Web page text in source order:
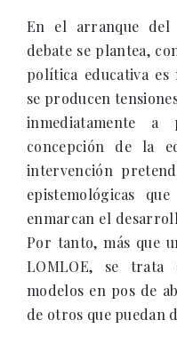
En el arranque
debate se plantea,
política educativa
se producen
inmediatamente
concepción de la
intervención
epistemológicas
enmarcan el
Por tanto, más que
LOMLOE, se
modelos en pos de
de otros que puedan